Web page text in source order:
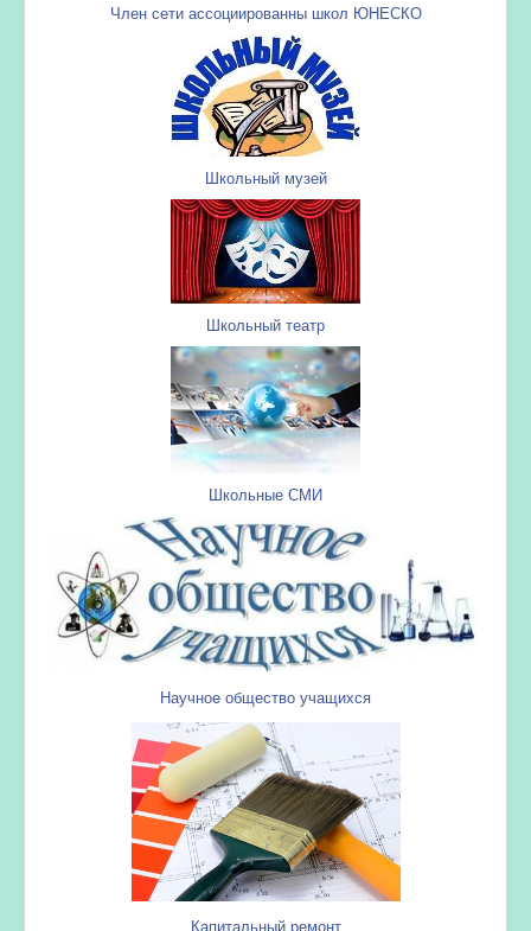
Член сети ассоциированны школ ЮНЕСКО
Школьный музей
Школьный театр
Школьные СМИ
Научное общество учащихся
Капитальный ремонт